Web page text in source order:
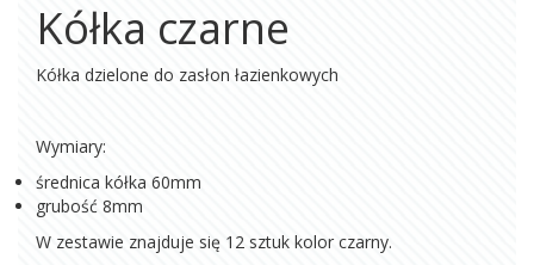
Kółka czarne
Kółka dzielone do zasłon łazienkowych
Wymiary:
średnica kółka 60mm
grubość 8mm
W zestawie znajduje się 12 sztuk kolor czarny.